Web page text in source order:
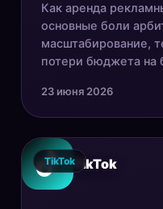
Как аренда
основные боли
масштабирование,
потери бюджета на
23 июня 2026
TikTok
TikTok